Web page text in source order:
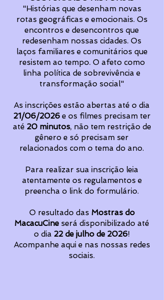
"Histórias que desenham novas
rotas geográficas e emocionais. Os
encontros e desencontros que
redesenham nossas cidades. Os
laços familiares e comunitários que
resistem ao tempo. O afeto como
linha política de sobrevivência e
transformação social"
As inscrições estão abertas até o dia
21/06/2026e os filmes precisam ter
até 20 minutos, não tem restrição de
gênero e só precisam ser
relacionados com o tema do ano.
Para realizar sua inscrição leia
atentamente os regulamentos e
preencha o link do formulário.
O resultado das Mostras do
MacacuCine será disponibilizado até
o dia 22 de julho de 2026!
Acompanhe aqui e nas nossas redes
sociais.